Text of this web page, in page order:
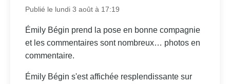
Publié le lundi 3 août à 17:19
Émily Bégin prend la pose en bonne compagnie
et les commentaires sont nombreux… photos en
commentaire.
Émily Bégin s'est affichée resplendissante sur